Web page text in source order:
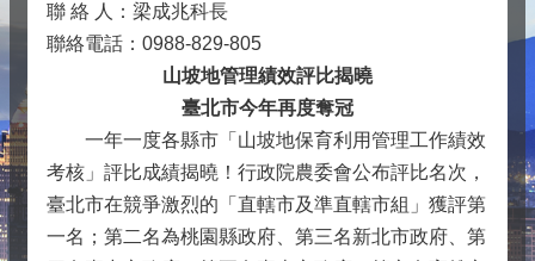
聯 絡 人：梁成兆科長
聯絡電話：0988-829-805
山坡地管理績效評比揭曉
臺北市今年再度奪冠
一年一度各縣市「山坡地保育利用管理工作績效
考核」評比成績揭曉！行政院農委會公布評比名次，
臺北市在競爭激烈的「直轄市及準直轄市組」獲評第
一名；第二名為桃園縣政府、第三名新北市政府、第